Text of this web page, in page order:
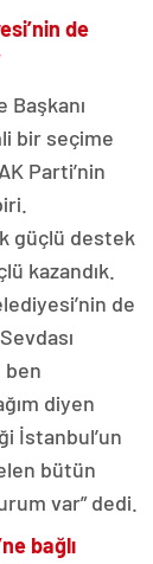
de
bir seçime
Parti’nin
güçlü destek
kazandık.
de
ben
diyen
İstanbul’un
bütün
var” dedi.
bağlı